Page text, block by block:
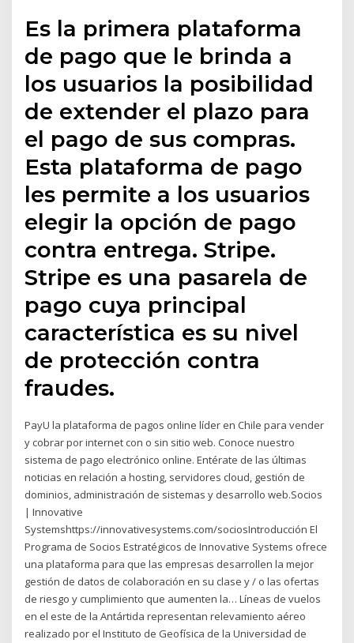
Es la primera plataforma
de pago que le brinda a
los usuarios la posibilidad
de extender el plazo para
el pago de sus compras.
Esta plataforma de pago
les permite a los usuarios
elegir la opción de pago
contra entrega. Stripe.
Stripe es una pasarela de
pago cuya principal
característica es su nivel
de protección contra
fraudes.
PayU la plataforma de pagos online líder en Chile para vender
y cobrar por internet con o sin sitio web. Conoce nuestro
sistema de pago electrónico online. Entérate de las últimas
noticias en relación a hosting, servidores cloud, gestión de
dominios, administración de sistemas y desarrollo web.Socios
| Innovative
Systemshttps://innovativesystems.com/sociosIntroducción El
Programa de Socios Estratégicos de Innovative Systems ofrece
una plataforma para que las empresas desarrollen la mejor
gestión de datos de colaboración en su clase y / o las ofertas
de riesgo y cumplimiento que aumenten la… Líneas de vuelos
en el este de la Antártida representan relevamiento aéreo
realizado por el Instituto de Geofísica de la Universidad de